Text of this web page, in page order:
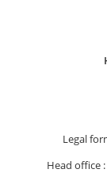
Legal
Head office